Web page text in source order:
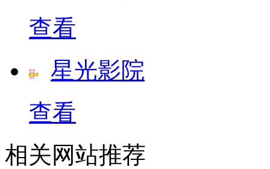
查看
星光影院
查看
相关网站推荐